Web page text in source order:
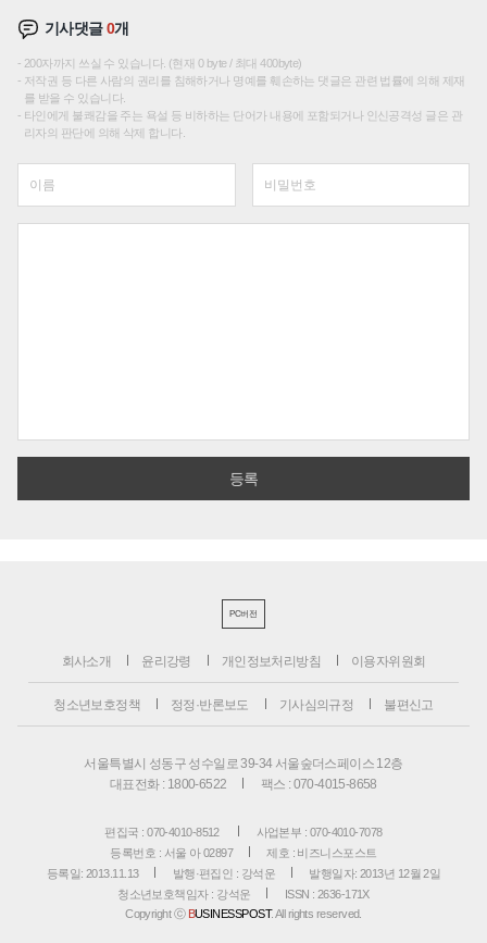
기사댓글0개
200자까지 쓰실 수 있습니다. (현재 0 byte / 최대 400byte)
저작권 등 다른 사람의 권리를 침해하거나 명예를 훼손하는 댓글은 관련 법률에 의해 제재
를 받을 수 있습니다.
타인에게 불쾌감을 주는 욕설 등 비하하는 단어가 내용에 포함되거나 인신공격성 글은 관
리자의 판단에 의해 삭제 합니다.
PC버전
회사소개 윤리강령 개인정보처리방침 이용자위원회
청소년보호정책 정정·반론보도 기사심의규정 불편신고
서울특별시 성동구 성수일로 39-34 서울숲더스페이스 12층
대표전화 : 1800-6522
팩스 : 070-4015-8658
편집국 : 070-4010-8512
사업본부 : 070-4010-7078
등록번호 : 서울 아 02897
제호 : 비즈니스포스트
등록일: 2013.11.13
발행·편집인 : 강석운
발행일자: 2013년 12월 2일
청소년보호책임자 : 강석운
ISSN : 2636-171X
Copyright ⓒ BUSINESSPOST. All rights reserved.